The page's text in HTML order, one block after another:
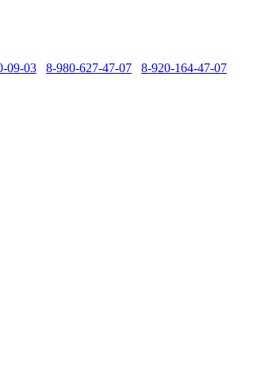
09-03 8-980-627-47-07
8-920-164-47-07